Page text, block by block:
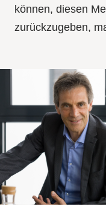
können, diesen
zurückzugeben,